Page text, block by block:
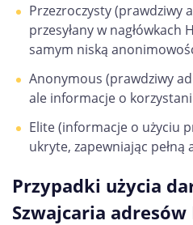
Przezroczysty (prawdziwy
przesyłany w nagłówkach
samym niską
Anonymous (prawdziwy
ale informacje o
Elite (informacje o użyciu
ukryte, zapewniając pełną
Przypadki użycia
Szwajcaria adresów